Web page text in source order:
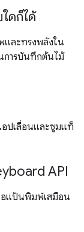
ดก็ได้
และทรงพลังใน
การบันทึกต้นไม้
อปเลื่อนและซูมแท็
API
อแป้นพิมพ์เสมือน